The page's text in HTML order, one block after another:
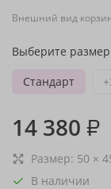
Внешний вид
Выберите размер
Стандарт
14 380 ₽
Размер: 50 ×
В наличии